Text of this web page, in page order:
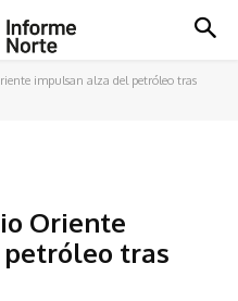
impulsan alza del petróleo tras
Oriente
tras